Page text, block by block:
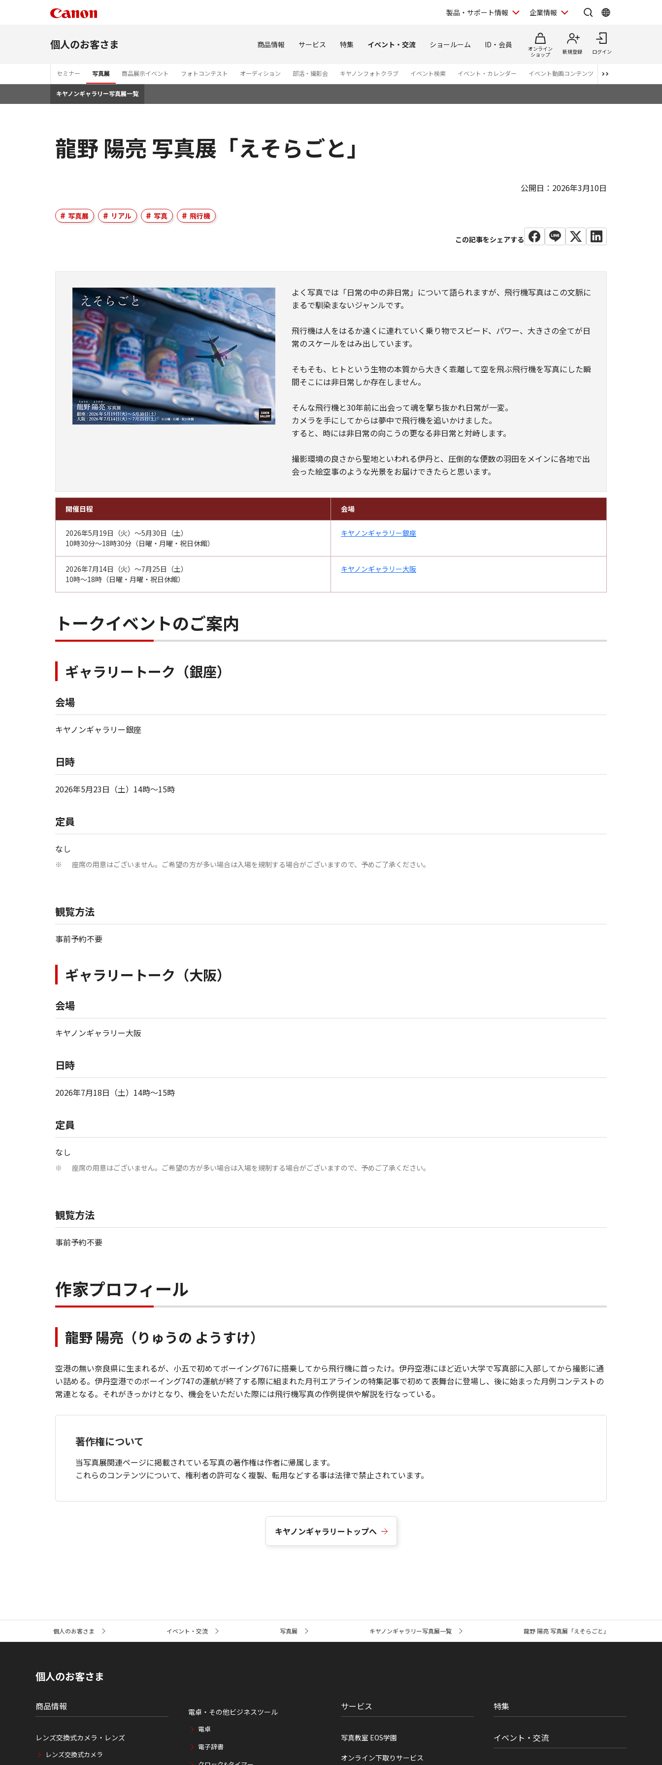
製品・サポート情報 企業情報
個人のお客さま 商品情報 サービス 特集 イベント・交流 ショールーム ID・会員
オンライン
ショップ
新規登録 ログイン
セミナー 写真展 商品展示イベント フォトコンテスト オーディション 部活・撮影会 キヤノンフォトクラブ イベント検索 イベント・カレンダー イベント動画コンテンツ 番組スタッフが語
キヤノンギャラリー写真展一覧
龍野 陽亮 写真展「えそらごと」
公開日：2026年3月10日
写真展 リアル 写真 飛行機
よく写真では「日常の中の非日常」について語られますが、飛行機写真はこの文脈に
まるで馴染まないジャンルです。
​飛行機は人をはるか遠くに連れていく乗り物でスピード、パワー、大きさの全てが日
常のスケールをはみ出しています。
​そもそも、ヒトという生物の本質から大きく乖離して空を飛ぶ飛行機を写真にした瞬
間そこには非日常しか存在しません。
​そんな飛行機と30年前に出会って魂を撃ち抜かれ日常が一変。
カメラを手にしてからは夢中で飛行機を追いかけました。
すると、時には非日常の向こうの更なる非日常と対峙します。
​撮影環境の良さから聖地といわれる伊丹と、圧倒的な便数の羽田をメインに各地で出
会った絵空事のような光景をお届けできたらと思います。
開催日程 会場
2026年5月19日（火）～5月30日（土）
10時30分～18時30分（日曜・月曜・祝日休館）
キヤノンギャラリー銀座
2026年7月14日（火）～7月25日（土）
10時～18時（日曜・月曜・祝日休館）
キヤノンギャラリー大阪
トークイベントのご案内
ギャラリートーク（銀座）
会場
キヤノンギャラリー銀座
日時
2026年5月23日（土）14時～15時
定員
なし
※ 座席の用意はございません。ご希望の方が多い場合は入場を規制する場合がございますので、予めご了承ください。
観覧方法
事前予約不要
ギャラリートーク（大阪）
会場
キヤノンギャラリー大阪
日時
2026年7月18日（土）14時～15時
定員
なし
※ 座席の用意はございません。ご希望の方が多い場合は入場を規制する場合がございますので、予めご了承ください。
観覧方法
事前予約不要
作家プロフィール
龍野 陽亮（りゅうの ようすけ）
空港の無い奈良県に生まれるが、小五で初めてボーイング767に搭乗してから飛行機に首ったけ。伊丹空港にほど近い大学で写真部に入部してから撮影に通
い詰める。伊丹空港でのボーイング747の運航が終了する際に組まれた月刊エアラインの特集記事で初めて表舞台に登場し、後に始まった月例コンテストの
常連となる。それがきっかけとなり、機会をいただいた際には飛行機写真の作例提供や解説を行なっている。
著作権について
当写真展関連ページに掲載されている写真の著作権は作者に帰属します。
これらのコンテンツについて、権利者の許可なく複製、転用などする事は法律で禁止されています。
キヤノンギャラリートップへ
ト
個人のお客さま イベント・交流 写真展 キヤノンギャラリー写真展一覧 龍野 陽亮 写真展「えそらごと」
個人のお客さま
商品情報
レンズ交換式カメラ・レンズ
レンズ交換式カメラ
電卓・その他ビジネスツール
電卓
電子辞書
サービス
写真教室 EOS学園
オンライン下取りサービス
特集
イベント・交流